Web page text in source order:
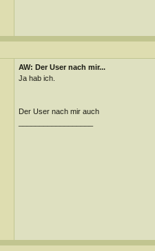
AW: Der User nach mir...
Ja hab ich.
Der User nach mir auch